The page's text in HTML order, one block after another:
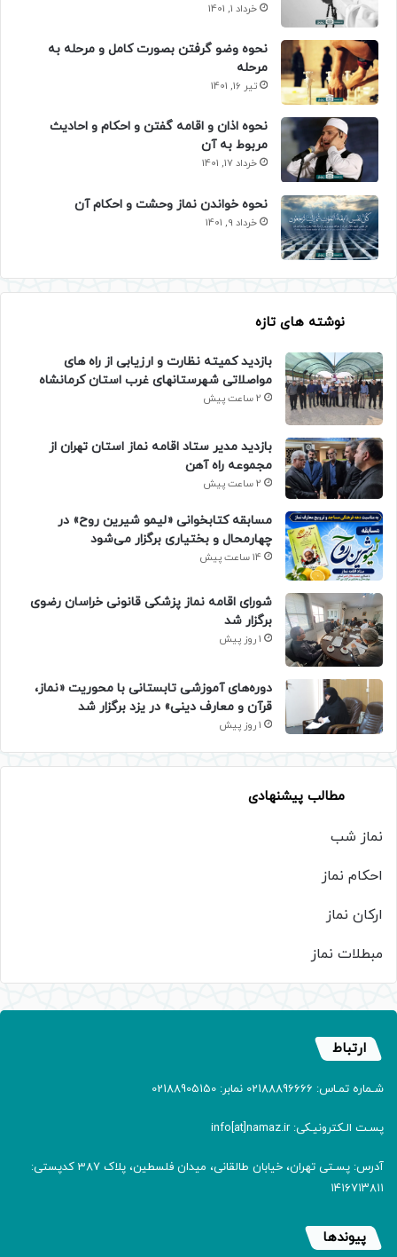
خرداد 1, 1401
نحوه وضو گرفتن بصورت کامل و مرحله به
مرحله
تیر 16, 1401
نحوه اذان و اقامه گفتن و احکام و احادیث
مربوط به آن
خرداد 17, 1401
نحوه خواندن نماز وحشت و احکام آن
خرداد 9, 1401
نوشته های تازه
بازدید کمیته نظارت و ارزیابی از راه های
مواصلاتی شهرستانهای غرب استان کرمانشاه
2 ساعت پیش
بازدید مدیر ستاد اقامه نماز استان تهران از
مجموعه راه آهن
2 ساعت پیش
مسابقه کتابخوانی «لیمو شیرین روح» در
چهارمحال و بختیاری برگزار می‌شود
14 ساعت پیش
شورای اقامه نماز پزشکی قانونی خراسان رضوی
برگزار شد
1 روز پیش
دوره‌های آموزشی تابستانی با محوریت «نماز،
قرآن و معارف دینی» در یزد برگزار شد
1 روز پیش
مطالب پیشنهادی
نماز شب
احکام نماز
ارکان نماز
مبطلات نماز
ارتباط
شـماره تمـاس: 02188896666 نمابر: 02188905150
پسـت الـکترونیـکی: info[at]namaz.ir
آدرس: پسـتی تهران، خیابان طالقانی، میدان فلسطین، پلاک 387 کدپستی:
۱۴۱۶۷۱۳۸۱۱
پیوندها